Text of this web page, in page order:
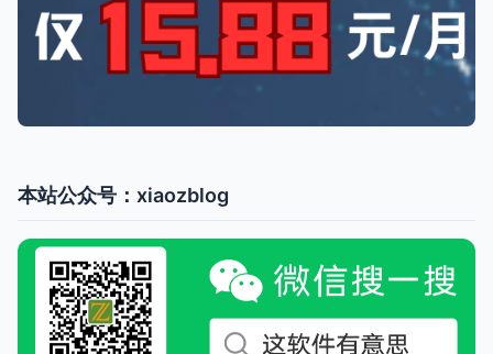
本站公众号：xiaozblog